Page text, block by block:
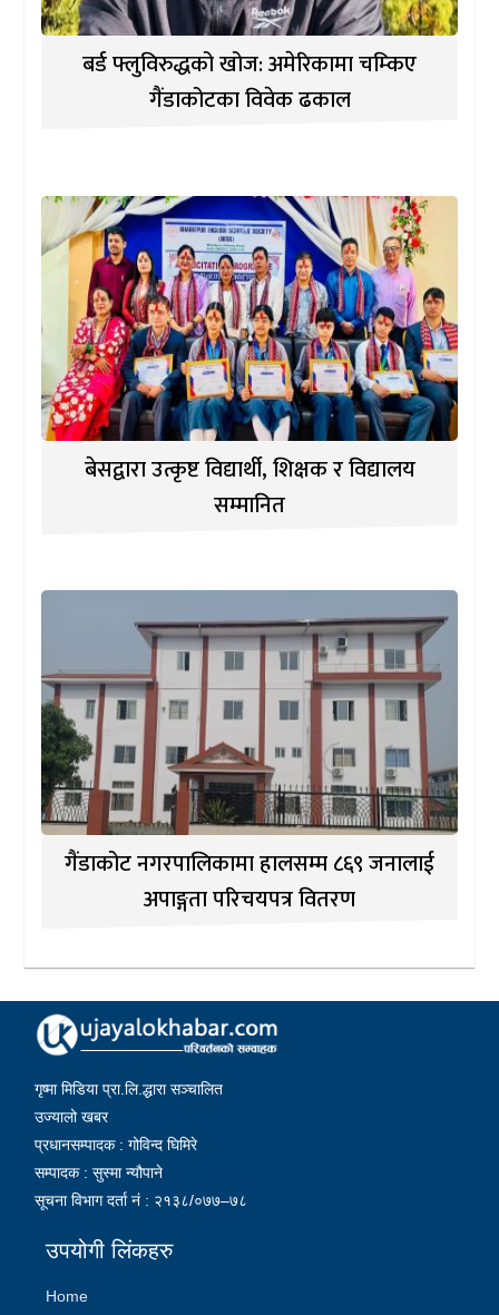
बर्ड फ्लुविरुद्धको खोज: अमेरिकामा चम्किए
गैंडाकोटका विवेक ढकाल
बेसद्वारा उत्कृष्ट विद्यार्थी, शिक्षक र विद्यालय
सम्मानित
गैंडाकोट नगरपालिकामा हालसम्म ८६९ जनालाई
अपाङ्गता परिचयपत्र वितरण
गृष्मा मिडिया प्रा.लि.द्धारा सञ्चालित
उज्यालो खबर
प्रधानसम्पादक : गोविन्द घिमिरे
सम्पादक : सुस्मा न्यौपाने
सूचना विभाग दर्ता नं : २१३८/०७७–७८
उपयोगी लिंकहरु
Home